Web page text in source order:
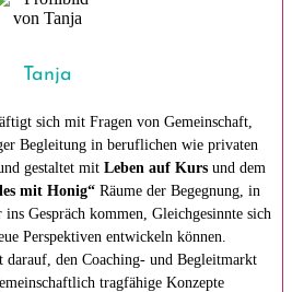
Tanja
sich mit Fragen von Gemeinschaft,
Begleitung in beruflichen wie privaten
gestaltet mit Leben auf Kurs und dem
mit Honig“ Räume der Begegnung, in
ins Gespräch kommen, Gleichgesinnte sich
Perspektiven entwickeln können.
darauf, den Coaching- und Begleitmarkt
tragfähige Konzepte